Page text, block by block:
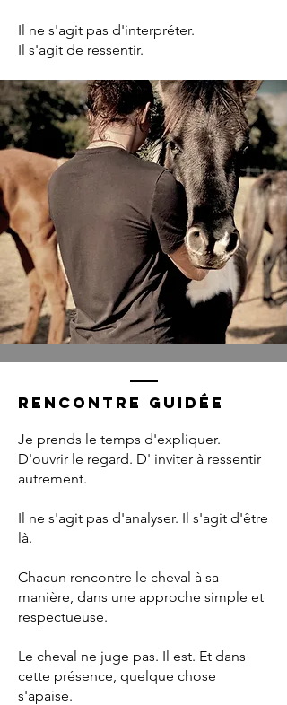
Il ne s'agit pas d'interpréter.
Il s'agit de ressentir.
Rencontre guidée
Je prends le temps d'expliquer.
D'ouvrir le regard. D' inviter à ressentir
autrement.
Il ne s'agit pas d'analyser. Il s'agit d'être
là.
Chacun rencontre le cheval à sa
manière, dans une approche simple et
respectueuse.
Le cheval ne juge pas. Il est. Et dans
cette présence, quelque chose
s'apaise.